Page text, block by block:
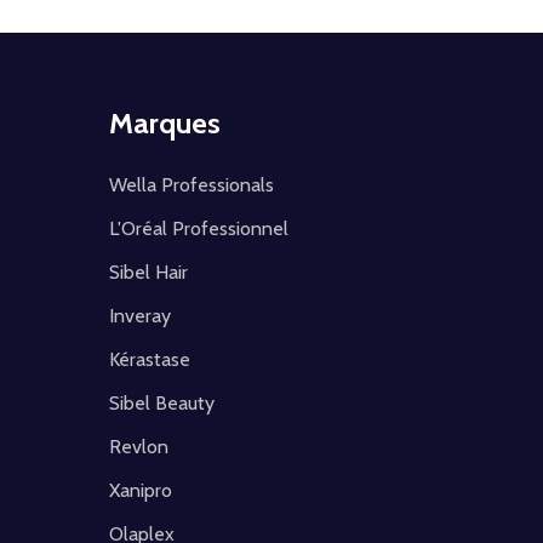
Marques
Wella Professionals
L'Oréal Professionnel
Sibel Hair
Inveray
Kérastase
Sibel Beauty
Revlon
Xanipro
Olaplex